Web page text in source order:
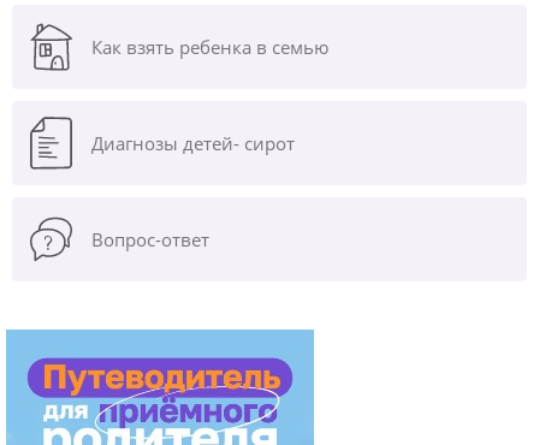
Как взять ребенка в семью
Диагнозы детей- сирот
Вопрос-ответ